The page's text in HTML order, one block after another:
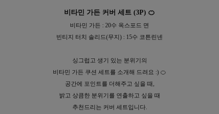
비타민 가든 커버 세트 (3P) 🍊
비타민 가든 : 20수 옥스포드 면
빈티지 터치 솔리드(무지) : 15수 코튼린넨
싱그럽고 생기 있는 분위기의
비타민 가든 쿠션 세트를 소개해 드려요 :) 🍊
공간에 포인트를 더해주고 싶을 때,
밝고 상큼한 분위기를 연출하고 싶을 때
추천드리는 커버 세트입니다.